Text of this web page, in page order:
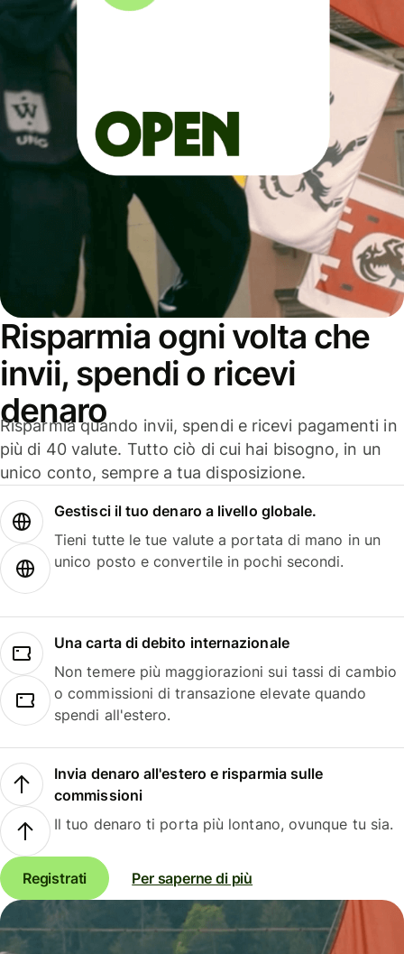
Risparmia ogni volta che
invii, spendi o ricevi
denaro
Risparmia quando invii, spendi e ricevi pagamenti in
più di 40 valute. Tutto ciò di cui hai bisogno, in un
unico conto, sempre a tua disposizione.
Gestisci il tuo denaro a livello globale.
Tieni tutte le tue valute a portata di mano in un
unico posto e convertile in pochi secondi.
Una carta di debito internazionale
Non temere più maggiorazioni sui tassi di cambio
o commissioni di transazione elevate quando
spendi all'estero.
Invia denaro all'estero e risparmia sulle
commissioni
Il tuo denaro ti porta più lontano, ovunque tu sia.
Registrati Per saperne di più